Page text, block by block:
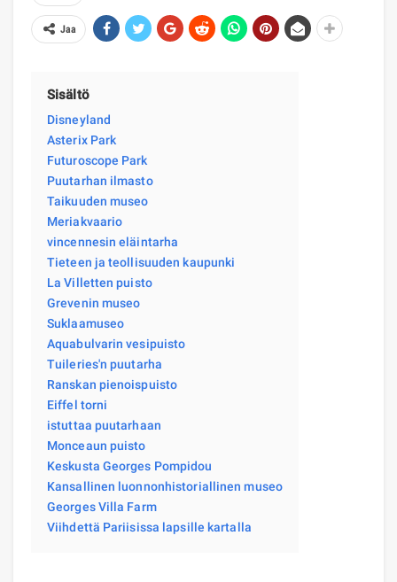
Jaa
Sisältö
Disneyland
Asterix Park
Futuroscope Park
Puutarhan ilmasto
Taikuuden museo
Meriakvaario
vincennesin eläintarha
Tieteen ja teollisuuden kaupunki
La Villetten puisto
Grevenin museo
Suklaamuseo
Aquabulvarin vesipuisto
Tuileries'n puutarha
Ranskan pienoispuisto
Eiffel torni
istuttaa puutarhaan
Monceaun puisto
Keskusta Georges Pompidou
Kansallinen luonnonhistoriallinen museo
Georges Villa Farm
Viihdettä Pariisissa lapsille kartalla